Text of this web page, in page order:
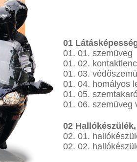
01
01. 01. szemüveg
01. 02.
01. 03.
01. 04. homályos
01. 05.
01. 06. szemüveg
02
02. 01.
02. 02.